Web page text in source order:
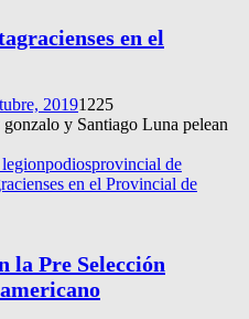
en el
20191225
y Santiago Luna pelean
podiosprovincial de
en el Provincial de
la Pre Selección